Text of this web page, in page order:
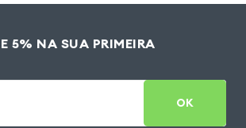
5% NA SUA PRIMEIRA
OK